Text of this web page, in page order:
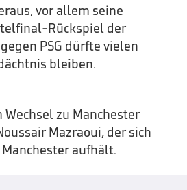
vor allem seine
Rückspiel der
PSG dürfte vielen
bleiben.
zu Manchester
Mazraoui, der sich
aufhält.